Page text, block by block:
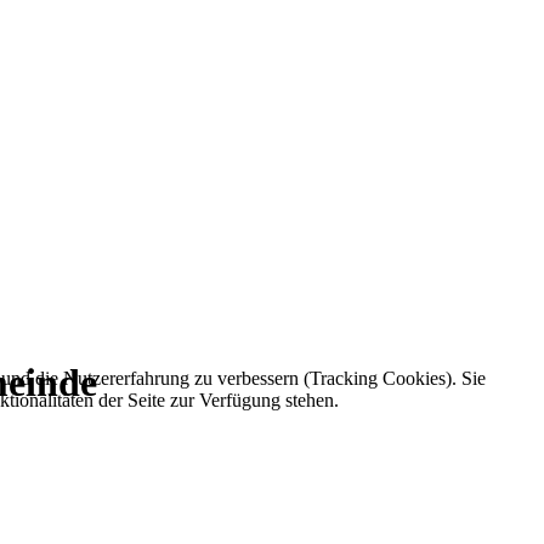
die Nutzererfahrung zu verbessern (Tracking Cookies). Sie
der Seite zur Verfügung stehen.